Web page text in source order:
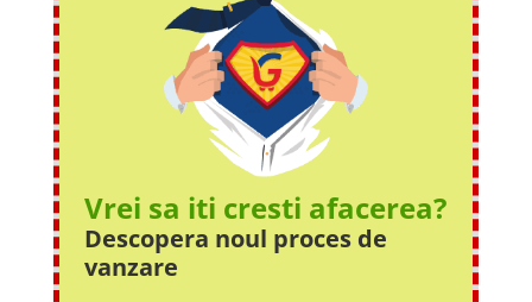
Vrei sa iti cresti afacerea?
Descopera noul procesde
vanzare